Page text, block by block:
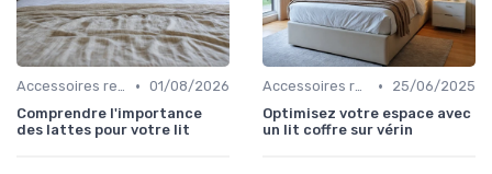
Accessoires recommandés • 01/08/2026
Comprendre l'importance
des lattes pour votre lit
Accessoires recommandés •
25/06/2025
Optimisez votre espace avec
un lit coffre sur vérin